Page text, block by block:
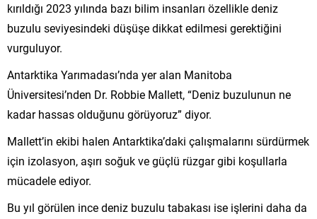
kırıldığı 2023 yılında bazı bilim insanları özellikle deniz
buzulu seviyesindeki düşüşe dikkat edilmesi gerektiğini
vurguluyor.
Antarktika Yarımadası’nda yer alan Manitoba
Üniversitesi’nden Dr. Robbie Mallett, “Deniz buzulunun ne
kadar hassas olduğunu görüyoruz” diyor.
Mallett’in ekibi halen Antarktika’daki çalışmalarını sürdürmek
için izolasyon, aşırı soğuk ve güçlü rüzgar gibi koşullarla
mücadele ediyor.
Bu yıl görülen ince deniz buzulu tabakası ise işlerini daha da